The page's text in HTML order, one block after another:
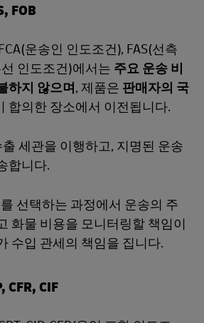
FOB
운송인 인도조건), FAS(선측
인도조건)에서는 주요 운송 비
하지 않으며 , 제품은 판매자의 국
합의한 장소에서 이전됩니다.
세관을 이행하고, 지명된 운송
합니다.
선택하는 과정에서 운송의 주
화물 비용을 모니터링할 책임이
수입 관세의 책임을 집니다.
CFR, CIF